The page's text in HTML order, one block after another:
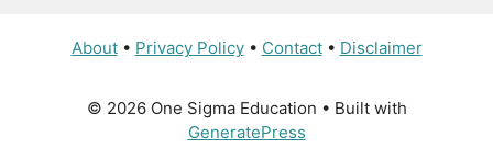
About• Privacy Policy• Contact• Disclaimer
© 2026 One Sigma Education • Built with
GeneratePress